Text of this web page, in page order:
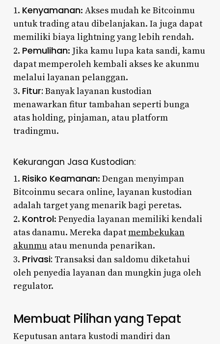
1. Kenyamanan: Akses mudah ke Bitcoinmu
untuk trading atau dibelanjakan. Ia juga dapat
memiliki biaya lightning yang lebih rendah.
2. Pemulihan: Jika kamu lupa kata sandi, kamu
dapat memperoleh kembali akses ke akunmu
melalui layanan pelanggan.
3. Fitur: Banyak layanan kustodian
menawarkan fitur tambahan seperti bunga
atas holding, pinjaman, atau platform
tradingmu.
Kekurangan Jasa Kustodian:
1. Risiko Keamanan: Dengan menyimpan
Bitcoinmu secara online, layanan kustodian
adalah target yang menarik bagi peretas.
2. Kontrol: Penyedia layanan memiliki kendali
atas danamu. Mereka dapatmembekukan
akunmuatau menunda penarikan.
3. Privasi: Transaksi dan saldomu diketahui
oleh penyedia layanan dan mungkin juga oleh
regulator.
Membuat Pilihan yang Tepat
Keputusan antara kustodi mandiri dan